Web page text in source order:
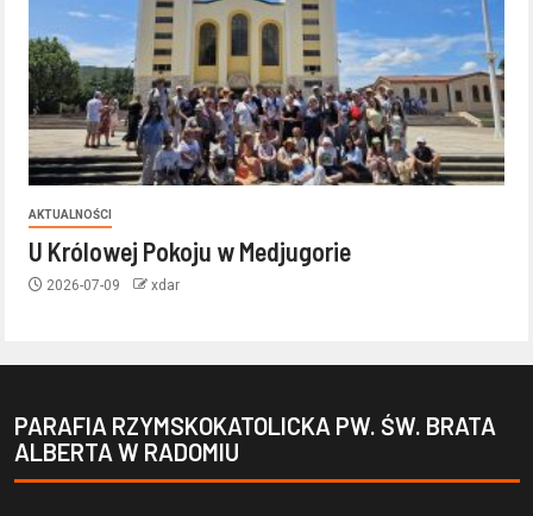
AKTUALNOŚCI
U Królowej Pokoju w Medjugorie
2026-07-09 xdar
PARAFIA RZYMSKOKATOLICKA PW. ŚW. BRATA
ALBERTA W RADOMIU